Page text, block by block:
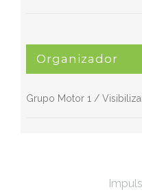
Organizador
Grupo Motor 1 /